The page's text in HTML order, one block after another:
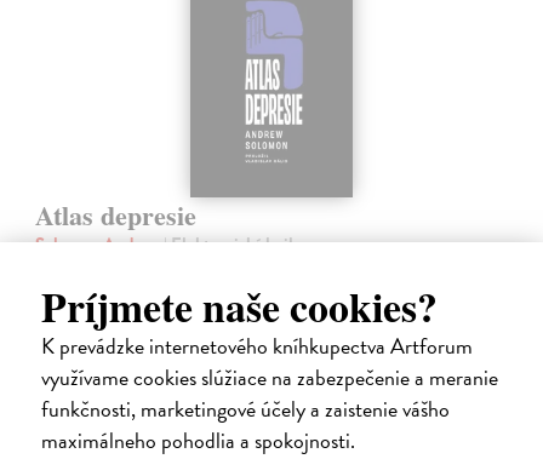
Príjmete naše cookies?
K prevádzke internetového kníhkupectva Artforum
využívame cookies slúžiace na zabezpečenie a meranie
funkčnosti, marketingové účely a zaistenie vášho
maximálneho pohodlia a spokojnosti.
Atlas depresie
Solomon Andrew| Elektronická kniha
odborného hľadiska. Andrew Solomon čerpá z vlastnej skúsenosti s
chorobou, z rozhovorov s ľuďmi s depresiou, ale aj osobnosťami z
lekárskeho,…
Na stiahnutie akoEPUB, MOBIaPDF
27,99 €